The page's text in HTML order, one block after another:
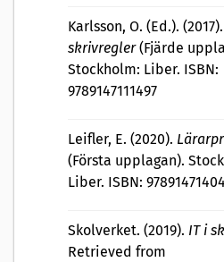
Karlsson, O. (Ed.). (2017).
skrivregler(Fjärde
Stockholm: Liber. ISBN:
9789147111497
Leifler, E. (2020).
(Första upplagan).
Liber. ISBN:
Skolverket. (2019). IT i
Retrieved from